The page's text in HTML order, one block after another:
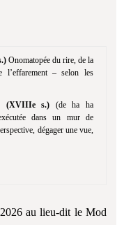
Onomatopée du rire, de la
– selon les
(XVIIIe s.) (de ha ha
dans un mur de
dégager une vue,
au lieu-dit le Mod